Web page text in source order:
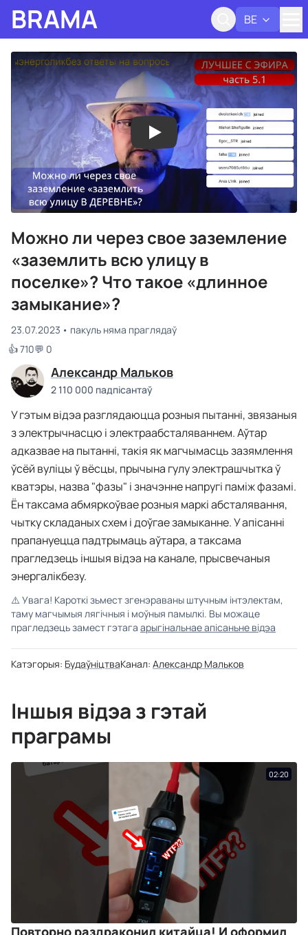
BRAMA BE
Можно ли через свое заземление
«заземлить всю улицу в
поселке»? Что такое «длинное
замыкание»?
23.07.2023
пакуль няма праглядаў
👍 710💬 0
Александр Мальков
2 110 000 падпісантаў
У гэтым відэа разглядаюцца розныя пытанні, звязаныя
з электрычнасцю і электраабсталяваннем. Аўтар
адказвае на пытанні, такія як магчымасць зазямлення
ўсёй вуліцы ў вёсцы, прычына гулу электрашчытка ў
кватэры, назва "фазы" і значэнне напругі паміж фазамі.
Ён таксама абмяркоўвае розныя маркі абсталявання,
чытку складаных схем і доўгае замыканне. У апісанні
прапануецца падтрымаць аўтара, а таксама
прагледзець іншыя відэа на канале, прысвечаныя
энергалікбезу.
⚠️ Увага! Кароткі зьмест згенэраваны штучным інтэлектам,
таму магчымыя лягічныя і моўныя памылкі. Вы можаце
прагледзець замест гэтага арыгінальнае апісаньне відэа
Катэгорыя: БудаўніцтваКанал: Александр Мальков
Іншыя відэа з гэтай
праграмы
02:20
Повторно раздраконил китайца! И оформил